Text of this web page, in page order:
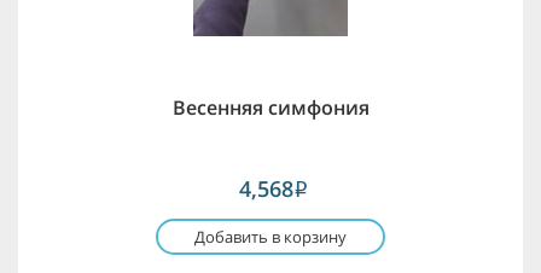
Весенняя симфония
4,568i
Добавить в корзину